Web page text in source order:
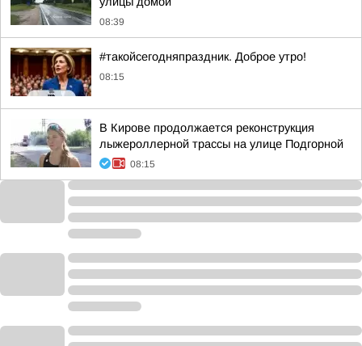
08:39
#такойсегодняпраздник. Доброе утро!
08:15
В Кирове продолжается реконструкция
лыжероллерной трассы на улице Подгорной
08:15